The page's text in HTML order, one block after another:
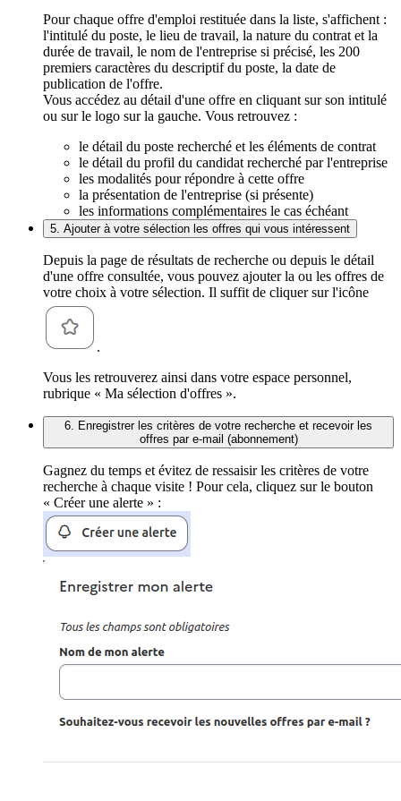
Pour chaque offre d'emploi restituée dans la liste, s'affichent :
l'intitulé du poste, le lieu de travail, la nature du contrat et la
durée de travail, le nom de l'entreprise si précisé, les 200
premiers caractères du descriptif du poste, la date de
publication de l'offre.
Vous accédez au détail d'une offre en cliquant sur son intitulé
ou sur le logo sur la gauche. Vous retrouvez :
le détail du poste recherché et les éléments de contrat
le détail du profil du candidat recherché par l'entreprise
les modalités pour répondre à cette offre
la présentation de l'entreprise (si présente)
les informations complémentaires le cas échéant
5. Ajouter à votre sélection les offres qui vous intéressent
Depuis la page de résultats de recherche ou depuis le détail
d'une offre consultée, vous pouvez ajouter la ou les offres de
votre choix à votre sélection. Il suffit de cliquer sur l'icône
.
Vous les retrouverez ainsi dans votre espace personnel,
rubrique « Ma sélection d'offres ».
6. Enregistrer les critères de votre recherche et recevoir les
offres par e-mail (abonnement)
Gagnez du temps et évitez de ressaisir les critères de votre
recherche à chaque visite ! Pour cela, cliquez sur le bouton
« Créer une alerte » :